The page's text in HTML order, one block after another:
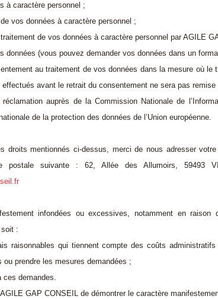
à caractère personnel ;
vos données à caractère personnel ;
de vos données à caractère personnel par AGILE
données (vous pouvez demander vos données dans un
au traitement de vos données dans la mesure où
avant le retrait du consentement ne sera pas remise
réclamation auprès de la Commission Nationale de
de la protection des données de l’Union européenne.
droits mentionnés ci-dessus, merci de nous adresser votre
postale suivante : 62, Allée des Allumoirs, 59493
infondées ou excessives, notamment en raison
:
raisonnables qui tiennent compte des coûts
prendre les mesures demandées ;
ces demandes.
GAP CONSEIL de démontrer le caractère